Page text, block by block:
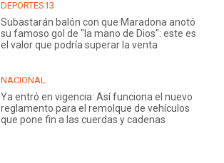
DEPORTES13
Subastarán balón con que Maradona anotó
su famoso gol de "la mano de Dios": este es
el valor que podría superar la venta
NACIONAL
Ya entró en vigencia: Así funciona el nuevo
reglamento para el remolque de vehículos
que pone fin a las cuerdas y cadenas